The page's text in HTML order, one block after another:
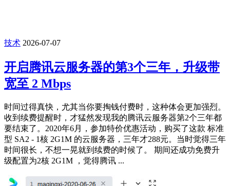
技术 2026-07-07
开启腾讯云服务器的第3个三年，升级带
宽至 2 Mbps
时间过得真快，尤其当你要掏钱付费时，这种体会更加强烈。
收到续费提醒时，才猛然发现我的腾讯云服务器第2个三年都
要结束了。2020年6月，参加特价优惠活动，购买了这款 标准
型 SA2 - 1核 2G1M 的云服务器，三年才288元。当时觉得三年
时间很长，不想一晃就到续费的时候了。 期间还成功免费升
级配置为2核 2G1M ，觉得腾讯 ...